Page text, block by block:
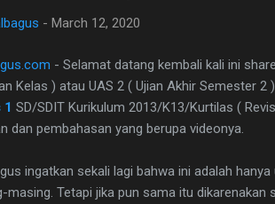
- March 12, 2020
- Selamat datang kembali kali ini
Kelas ) atau UAS 2 ( Ujian Akhir Semester
1 SD/SDIT Kurikulum 2013/K13/Kurtilas (
dan pembahasan yang berupa videonya.
ingatkan sekali lagi bahwa ini adalah
masing. Tetapi jika pun sama itu